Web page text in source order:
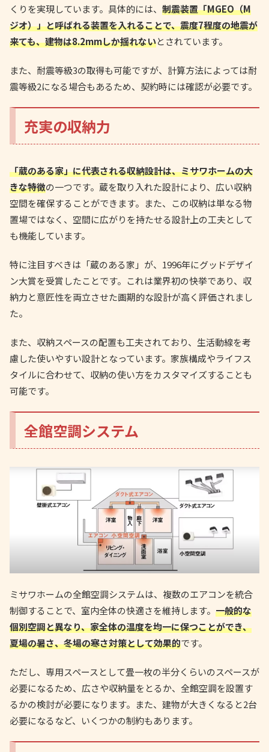
くりを実現しています。具体的には、 制震装置「MGEO（M
ジオ）」と呼ばれる装置を入れることで、震度7程度の地震が
来ても、建物は8.2mmしか揺れないとされています。
また、耐震等級3の取得も可能ですが、計算方法によっては耐
震等級2になる場合もあるため、契約時には確認が必要です。
充実の収納力
「蔵のある家」に代表される収納設計は、ミサワホームの大
きな特徴の一つです。蔵を取り入れた設計により、広い収納
空間を確保することができます。また、この収納は単なる物
置場ではなく、空間に広がりを持たせる設計上の工夫として
も機能しています。
特に注目すべきは「蔵のある家」が、1996年にグッドデザイ
ン大賞を受賞したことです。これは業界初の快挙であり、収
納力と意匠性を両立させた画期的な設計が高く評価されまし
た。
また、収納スペースの配置も工夫されており、生活動線を考
慮した使いやすい設計となっています。家族構成やライフス
タイルに合わせて、収納の使い方をカスタマイズすることも
可能です。
全館空調システム
ミサワホームの全館空調システムは、複数のエアコンを統合
制御することで、室内全体の快適さを維持します。 一般的な
個別空調と異なり、家全体の温度を均一に保つことができ、
夏場の暑さ、冬場の寒さ対策として効果的です。
ただし、専用スペースとして畳一枚の半分くらいのスペースが
必要になるため、広さや収納量をとるか、全館空調を設置す
るかの検討が必要になります。また、建物が大きくなると2台
必要になるなど、いくつかの制約もあります。